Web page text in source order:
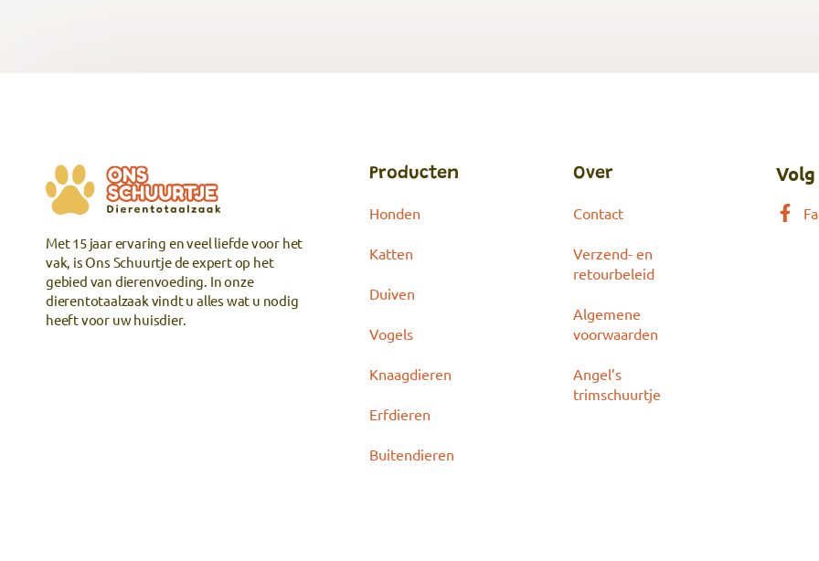
Met 15 jaar ervaring en veel liefde voor het
vak, is Ons Schuurtje de expert op het
gebied van dierenvoeding. In onze
dierentotaalzaak vindt u alles wat u nodig
heeft voor uw huisdier.
Producten
Honden
Katten
Duiven
Vogels
Knaagdieren
Erfdieren
Buitendieren
Over
Contact
Verzend- en
retourbeleid
Algemene
voorwaarden
Angel’s
trimschuurtje
Volg